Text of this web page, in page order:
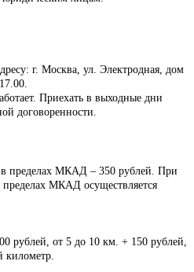
г. Москва, ул. Электродная, дом
Приехать в выходные дни
договоренности.
пределах МКАД – 350 рублей. При
пределах МКАД осуществляется
рублей, от 5 до 10 км. + 150 рублей,
километр.